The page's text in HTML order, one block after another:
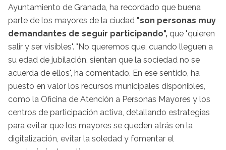
Ayuntamiento de Granada, ha recordado que buena
parte de los mayores de la ciudad "son personas muy
demandantes de seguir participando", que "quieren
salir y ser visibles". "No queremos que, cuando lleguen a
su edad de jubilación, sientan que la sociedad no se
acuerda de ellos", ha comentado. En ese sentido, ha
puesto en valor los recursos municipales disponibles,
como la Oficina de Atención a Personas Mayores y los
centros de participación activa, detallando estrategias
para evitar que los mayores se queden atrás en la
digitalización, evitar la soledad y fomentar el